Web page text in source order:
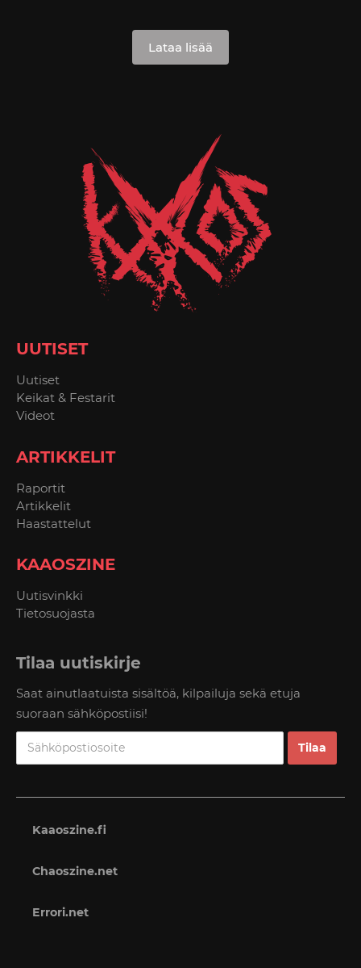
Lataa lisää
UUTISET
Uutiset
Keikat & Festarit
Videot
ARTIKKELIT
Raportit
Artikkelit
Haastattelut
KAAOSZINE
Uutisvinkki
Tietosuojasta
Tilaa uutiskirje
Saat ainutlaatuista sisältöä, kilpailuja sekä etuja
suoraan sähköpostiisi!
Kaaoszine.fi
Chaoszine.net
Errori.net